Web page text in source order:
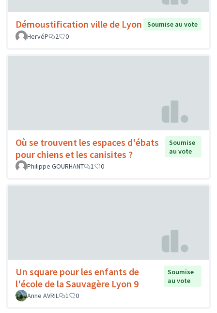
Démoustification ville de Lyon
Soumise au vote
HervéP
2 0
Où se trouvent les espaces d'ébats
pour chiens et les canisites ?
Soumise
au vote
Philippe GOURHANT
1 0
Un square pour les enfants de
l'école de la Sauvagère Lyon 9
Soumise
au vote
Anne AVRIL
1 0